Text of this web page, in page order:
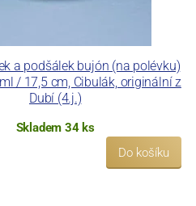
a podšálek bujón (na polévku)
/ 17,5 cm, Cibulák, originální z
Dubí (4.j.)
Skladem 34 ks
Do košíku